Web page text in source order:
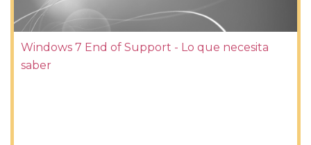
Windows 7 End of Support - Lo que necesita
saber